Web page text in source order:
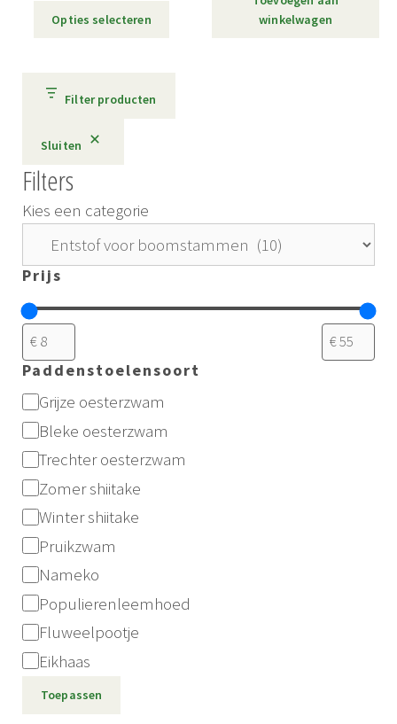
€ 12,00
Opties selecteren
winkelwagen
Filter producten
Sluiten
Filters
Kies een categorie
Prijs
Paddenstoelensoort
Paddenstoelensoort
Grijze oesterzwam
Bleke oesterzwam
Trechter oesterzwam
Zomer shiitake
Winter shiitake
Pruikzwam
Nameko
Populierenleemhoed
Fluweelpootje
Eikhaas
Toepassen